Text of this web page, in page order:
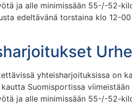
ja alle minimissään 55-/-52-
edeltävänä torstaina klo
yhteisharjoituksissa on
Suomisportissa
ja alle minimissään 55-/-52-